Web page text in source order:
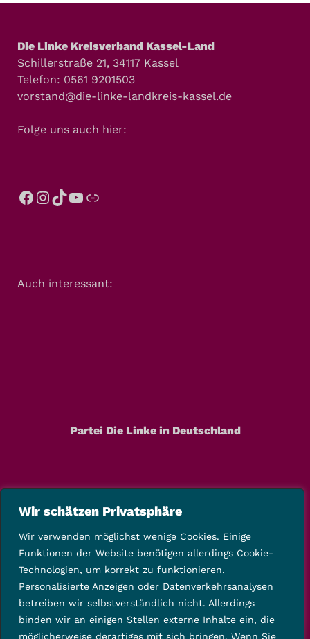
Wir schätzen Privatsphäre
Wir verwenden möglichst wenige Cookies. Einige
Funktionen der Website benötigen allerdings Cookie-
Technologien, um korrekt zu funktionieren.
Personalisierte Anzeigen oder Datenverkehrsanalysen
betreiben wir selbstverständlich nicht. Allerdings
binden wir an einigen Stellen externe Inhalte ein, die
möglicherweise derartiges mit sich bringen. Wenn Sie
Die Linke Kreisverband Kassel-Land
Schillerstraße 21, 34117 Kassel
Telefon: 0561 9201503
vorstand@die-linke-landkreis-kassel.de
Folge uns auch hier:
Auch interessant:
Partei Die Linke in Deutschland